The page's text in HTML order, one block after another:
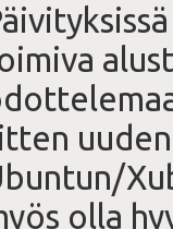
olla